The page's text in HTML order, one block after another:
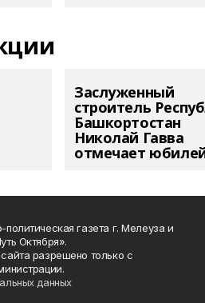
Заслуженный
строитель
Башкортостан
Николай Гавва
отмечает
газета г. Мелеуза и
Октября».
разрешено только с
данных